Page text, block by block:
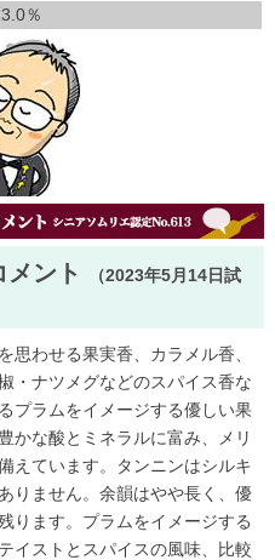
％
ント
（2023年5月14日試
思わせる果実香、カラメル香、
・ナツメグなどのスパイス香な
プラムをイメージする優しい果
かな酸とミネラルに富み、メリ
えています。タンニンはシルキ
りません。余韻はやや長く、優
ります。プラムをイメージする
イストとスパイスの風味、比較